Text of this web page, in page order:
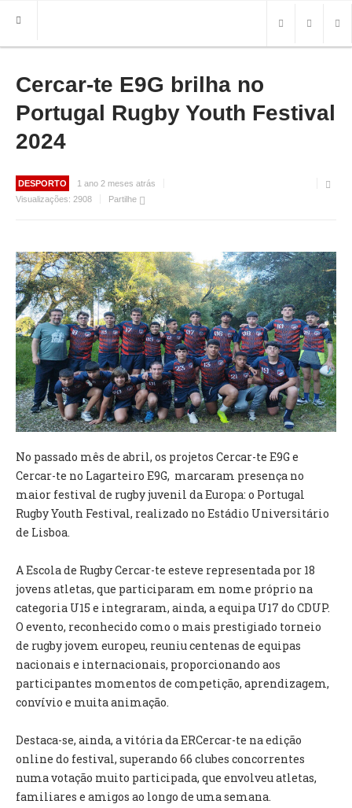
HOME
FREGUESIA
INFO
MAPA
ROTEIRO TURÍSTICO
IMPRENSA
BRASÃO
FOTOS
VÍDEOS
AUTARQUIA
CONSTITUIÇÃO
PRESIDENTE
EXECUTIVO E PELOUROS
ASSEMBLEIA DE FREGUESIA
GRAVAÇÕES DAS REUNIÕES PÚBLICAS DO EXECUTIVO
DOCUMENTOS
ATAS E DOCUMENTOS DA ASSEMBLEIA
EDITAIS
REGULAMENTOS E TAXAS
PLANO E ORÇAMENTO
RELATÓRIO E CONTAS
INVENTÁRIO
CÓDIGO DE CONDUTA
ORÇAMENTO COLABORATIVO
FUNDO DE APOIO AO ASSOCIATIVISMO
SUBVENÇÕES PÚBLICAS
Cercar-te E9G brilha no
Portugal Rugby Youth Festival
2024
DESPORTO
1 ano 2 meses atrás
Visualizações: 2908 Partilhe
No passado mês de abril, os projetos Cercar-te E9G e
Cercar-te no Lagarteiro E9G, marcaram presença no
maior festival de rugby juvenil da Europa: o Portugal
Rugby Youth Festival, realizado no Estádio Universitário
de Lisboa.
A Escola de Rugby Cercar-te esteve representada por 18
jovens atletas, que participaram em nome próprio na
categoria U15 e integraram, ainda, a equipa U17 do CDUP.
O evento, reconhecido como o mais prestigiado torneio
de rugby jovem europeu, reuniu centenas de equipas
nacionais e internacionais, proporcionando aos
participantes momentos de competição, aprendizagem,
convívio e muita animação.
Destaca-se, ainda, a vitória da ERCercar-te na edição
online do festival, superando 66 clubes concorrentes
numa votação muito participada, que envolveu atletas,
familiares e amigos ao longo de uma semana.